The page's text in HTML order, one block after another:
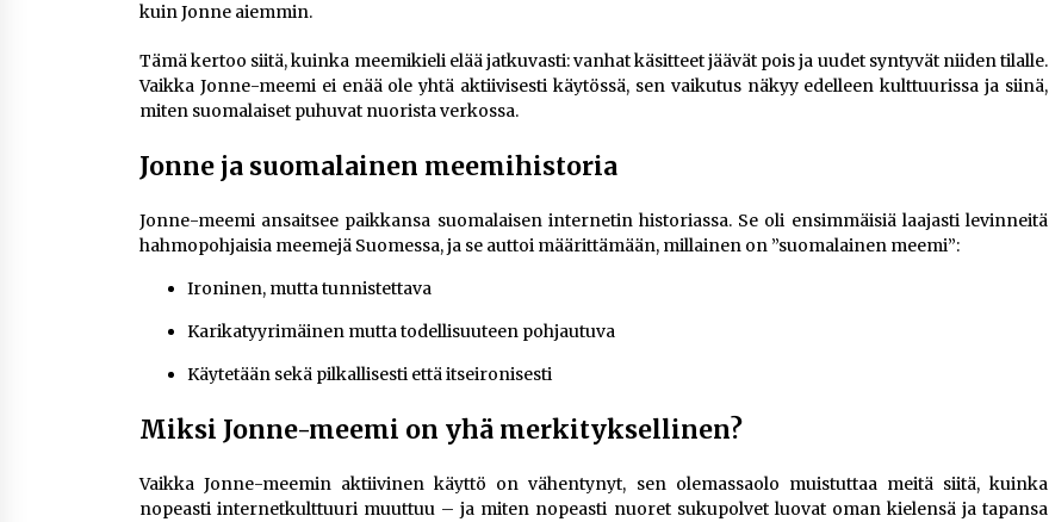
kuin Jonne aiemmin.
Tämä kertoo siitä, kuinka meemikieli elää jatkuvasti: vanhat käsitteet jäävät pois ja uudet syntyvät niiden tilalle.
Vaikka Jonne-meemi ei enää ole yhtä aktiivisesti käytössä, sen vaikutus näkyy edelleen kulttuurissa ja siinä,
miten suomalaiset puhuvat nuorista verkossa.
Jonne ja suomalainen meemihistoria
Jonne-meemi ansaitsee paikkansa suomalaisen internetin historiassa. Se oli ensimmäisiä laajasti levinneitä
hahmopohjaisia meemejä Suomessa, ja se auttoi määrittämään, millainen on ”suomalainen meemi”:
Ironinen, mutta tunnistettava
Karikatyyrimäinen mutta todellisuuteen pohjautuva
Käytetään sekä pilkallisesti että itseironisesti
Miksi Jonne-meemi on yhä merkityksellinen?
Vaikka Jonne-meemin aktiivinen käyttö on vähentynyt, sen olemassaolo muistuttaa meitä siitä, kuinka
nopeasti internetkulttuuri muuttuu – ja miten nopeasti nuoret sukupolvet luovat oman kielensä ja tapansa